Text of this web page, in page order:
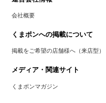
会社概要
くまポンへの掲載について
掲載をご希望の店舗様へ（来店型）
メディア・関連サイト
くまポンマガジン